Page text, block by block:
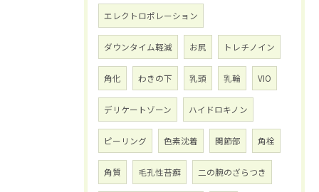
エレクトロポレーション
ダウンタイム軽減 お尻 トレチノイン
角化 わきの下 乳頭 乳輪 VIO
デリケートゾーン ハイドロキノン
ピーリング 色素沈着 関節部 角栓
角質 毛孔性苔癬 二の腕のざらつき